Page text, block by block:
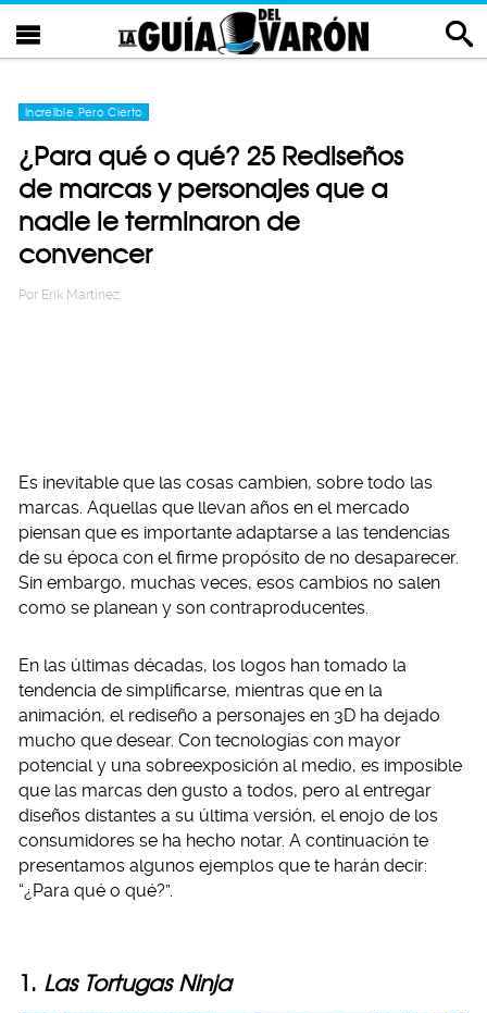
Increíble Pero Cierto
¿Para qué o qué? 25 Rediseños
de marcas y personajes que a
nadie le terminaron de
convencer
Por Erik Martinez
Es inevitable que las cosas cambien, sobre todo las
marcas. Aquellas que llevan años en el mercado
piensan que es importante adaptarse a las tendencias
de su época con el firme propósito de no desaparecer.
Sin embargo, muchas veces, esos cambios no salen
como se planean y son contraproducentes.
En las últimas décadas, los logos han tomado la
tendencia de simplificarse, mientras que en la
animación, el rediseño a personajes en 3D ha dejado
mucho que desear. Con tecnologías con mayor
potencial y una sobreexposición al medio, es imposible
que las marcas den gusto a todos, pero al entregar
diseños distantes a su última versión, el enojo de los
consumidores se ha hecho notar. A continuación te
presentamos algunos ejemplos que te harán decir:
“¿Para qué o qué?”.
1. Las Tortugas Ninja